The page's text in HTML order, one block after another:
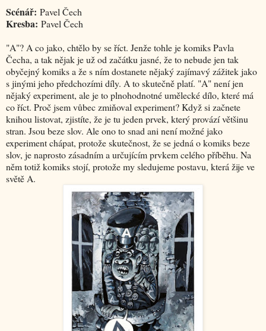
Scénář: Pavel Čech
Kresba: Pavel Čech
"A"? A co jako, chtělo by se říct. Jenže tohle je komiks Pavla
Čecha, a tak nějak je už od začátku jasné, že to nebude jen tak
obyčejný komiks a že s ním dostanete nějaký zajímavý zážitek jako
s jinými jeho předchozími díly. A to skutečně platí. "A" není jen
nějaký experiment, ale je to plnohodnotné umělecké dílo, které má
co říct. Proč jsem vůbec zmiňoval experiment? Když si začnete
knihou listovat, zjistíte, že je tu jeden prvek, který provází většinu
stran. Jsou beze slov. Ale ono to snad ani není možné jako
experiment chápat, protože skutečnost, že se jedná o komiks beze
slov, je naprosto zásadním a určujícím prvkem celého příběhu. Na
něm totiž komiks stojí, protože my sledujeme postavu, která žije ve
světě A.